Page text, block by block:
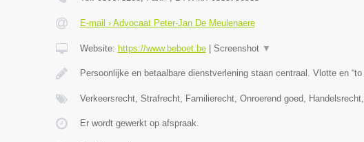
E-mail › Advocaat Peter-Jan De Meulenaere
Website: https://www.beboet.be| Screenshot ▼
Persoonlijke en betaalbare dienstverlening staan centraal. Vlotte en “to
Verkeersrecht, Strafrecht, Familierecht, Onroerend goed, Handelsrecht,
Er wordt gewerkt op afspraak.